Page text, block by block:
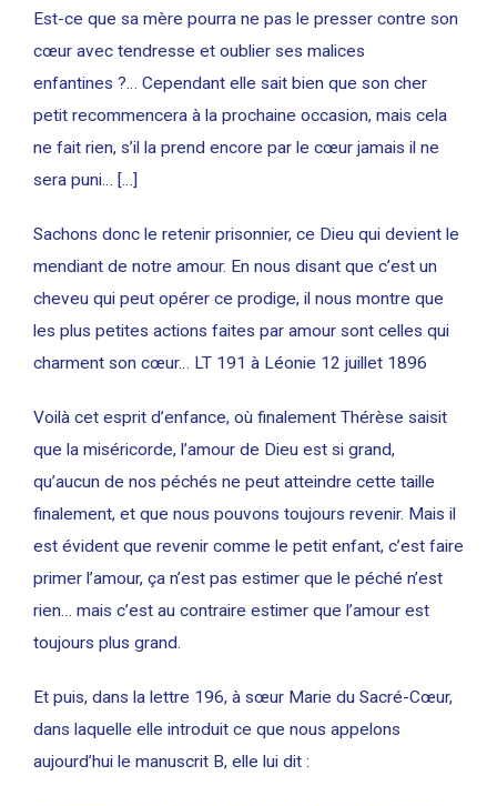
Est-ce que sa mère pourra ne pas le presser contre son
cœur avec tendresse et oublier ses malices
enfantines ?… Cependant elle sait bien que son cher
petit recommencera à la prochaine occasion, mais cela
ne fait rien, s’il la prend encore par le cœur jamais il ne
sera puni… […]
Sachons donc le retenir prisonnier, ce Dieu qui devient le
mendiant de notre amour. En nous disant que c’est un
cheveu qui peut opérer ce prodige, il nous montre que
les plus petites actions faites par amour sont celles qui
charment son cœur… LT 191 à Léonie 12 juillet 1896
Voilà cet esprit d’enfance, où finalement Thérèse saisit
que la miséricorde, l’amour de Dieu est si grand,
qu’aucun de nos péchés ne peut atteindre cette taille
finalement, et que nous pouvons toujours revenir. Mais il
est évident que revenir comme le petit enfant, c’est faire
primer l’amour, ça n’est pas estimer que le péché n’est
rien… mais c’est au contraire estimer que l’amour est
toujours plus grand.
Et puis, dans la lettre 196, à sœur Marie du Sacré-Cœur,
dans laquelle elle introduit ce que nous appelons
aujourd’hui le manuscrit B, elle lui dit :